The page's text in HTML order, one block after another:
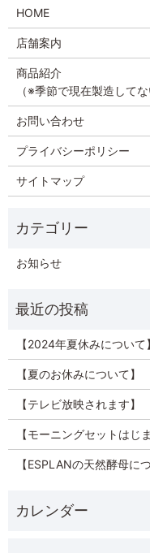
HOME
店舗案内
商品紹介
（※季節で現在製造して
お問い合わせ
プライバシーポリシー
サイトマップ
お知らせ
【2024年夏休みについて】
【夏のお休みについて】
【テレビ放映されます】
【モーニングセットはじ
【ESPLANの天然酵母に